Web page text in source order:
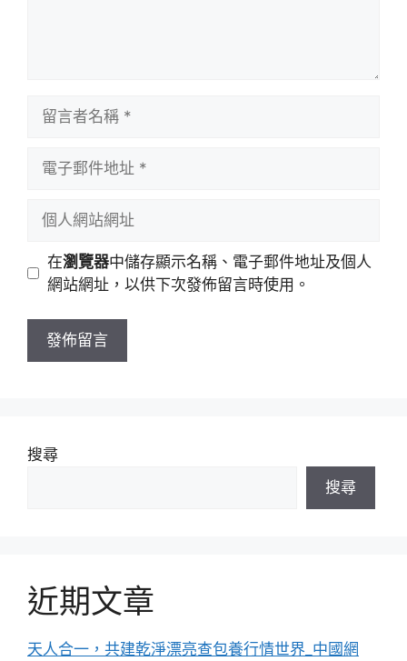
址
站
址
在瀏覽器中儲存顯示名稱、電子郵件地址及個人
網站網址，以供下次發佈留言時使用。
搜尋
搜尋
近期文章
天人合一，共建乾淨漂亮查包養行情世界_中國網